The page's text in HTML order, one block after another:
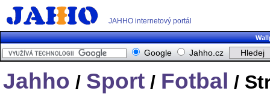
JAHHO internetový portál
Google Jahho.cz
Jahho / Sport / Fotbal /